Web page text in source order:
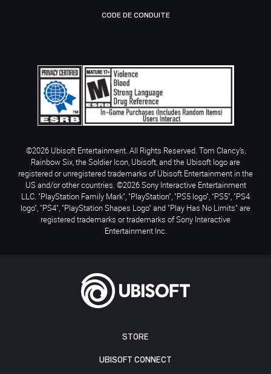
STORE
UBISOFT CONNECT
CODE DE CONDUITE
©2026 Ubisoft Entertainment. All Rights Reserved. Tom Clancy’s,
Rainbow Six, the Soldier Icon, Ubisoft, and the Ubisoft logo are
registered or unregistered trademarks of Ubisoft Entertainment in the
US and/or other countries. ©2026 Sony Interactive Entertainment
LLC. "PlayStation Family Mark", "PlayStation", "PS5 logo", "PS5", "PS4
logo", "PS4", "PlayStation Shapes Logo" and "Play Has No Limits" are
registered trademarks or trademarks of Sony Interactive
Entertainment Inc.